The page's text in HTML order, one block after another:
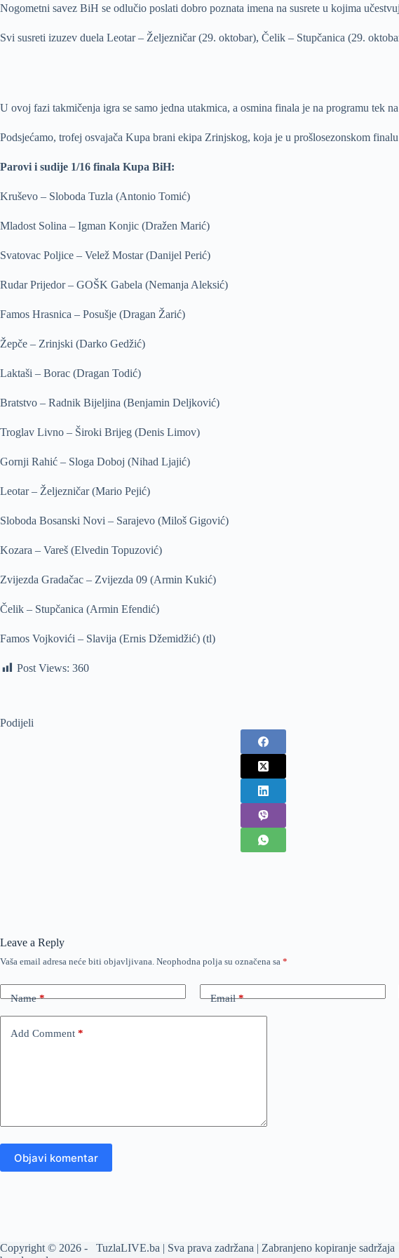
Nogometni savez BiH se odlučio poslati dobro poznata imena na susrete u kojima
Svi susreti izuzev duela Leotar – Željezničar (29. oktobar), Čelik – Stupčanica (29.
U ovoj fazi takmičenja igra se samo jedna utakmica, a osmina finala je na programu tek
Podsjećamo, trofej osvajača Kupa brani ekipa Zrinjskog, koja je u prošlosezonskom
Parovi i sudije 1/16 finala Kupa BiH:
Kruševo – Sloboda Tuzla (Antonio Tomić)
Mladost Solina – Igman Konjic (Dražen Marić)
Svatovac Poljice – Velež Mostar (Danijel Perić)
Rudar Prijedor – GOŠK Gabela (Nemanja Aleksić)
Famos Hrasnica – Posušje (Dragan Žarić)
Žepče – Zrinjski (Darko Gedžić)
Laktaši – Borac (Dragan Todić)
Bratstvo – Radnik Bijeljina (Benjamin Deljković)
Troglav Livno – Široki Brijeg (Denis Limov)
Gornji Rahić – Sloga Doboj (Nihad Ljajić)
Leotar – Željezničar (Mario Pejić)
Sloboda Bosanski Novi – Sarajevo (Miloš Gigović)
Kozara – Vareš (Elvedin Topuzović)
Zvijezda Gradačac – Zvijezda 09 (Armin Kukić)
Čelik – Stupčanica (Armin Efendić)
Famos Vojkovići – Slavija (Ernis Džemidžić) (tl)
Post Views: 360
Podijeli
Leave a Reply
Vaša email adresa neće biti objavljivana. Neophodna polja su označena sa *
Name* Email*
Add Comment *
Objavi komentar
Copyright © 2026 - TuzlaLIVE.ba | Sva prava zadržana | Zabranjeno kopiranje sadržaja